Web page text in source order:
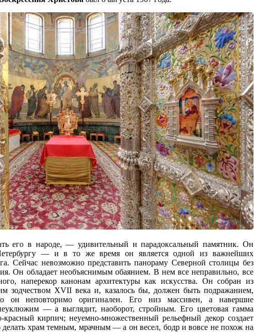
его в народе, — удивительный и парадоксальный памятник. Он
— и в то же время он является одной из важнейших
Сейчас невозможно представить панораму Северной столицы без
Он обладает необъяснимым обаянием. В нем все неправильно, все
наперекор канонам архитектуры как искусства. Он собран из
зодчеством XVII века и, казалось бы, должен быть подражанием,
он неповторимо оригинален. Его низ массивен, а навершие
— а выглядит, наоборот, стройным. Его цветовая гамма
красный кирпич; неуемно-множественный рельефный декор создает
храм темным, мрачным — а он весел, бодр и вовсе не похож на